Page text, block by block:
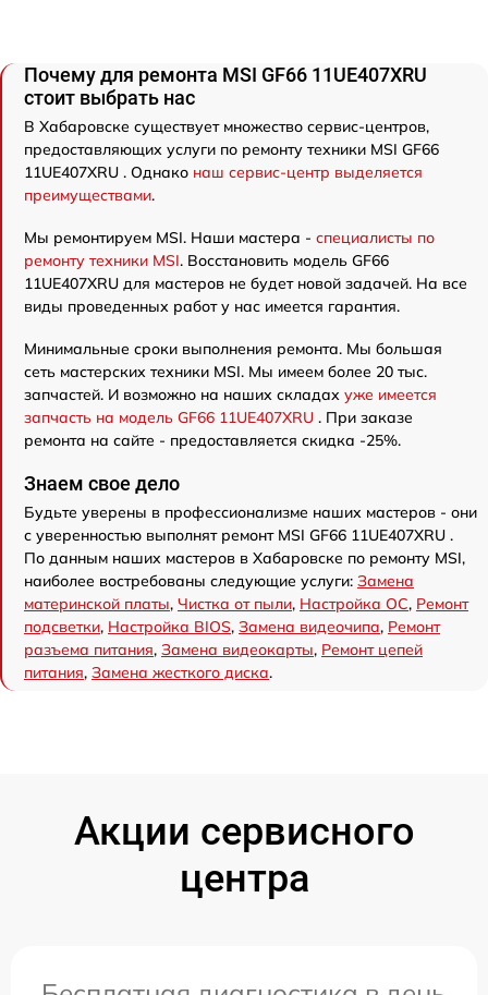
Почему для ремонта MSI GF66 11UE407XRU
стоит выбрать нас
В Хабаровске существует множество сервис-центров,
предоставляющих услуги по ремонту техники MSI GF66
11UE407XRU . Однако наш сервис-центр выделяется
преимуществами.
Мы ремонтируем MSI. Наши мастера - специалисты по
ремонту техники MSI. Восстановить модель GF66
11UE407XRU для мастеров не будет новой задачей. На все
виды проведенных работ у нас имеется гарантия.
Минимальные сроки выполнения ремонта. Мы большая
сеть мастерских техники MSI. Мы имеем более 20 тыс.
запчастей. И возможно на наших складах уже имеется
запчасть на модель GF66 11UE407XRU . При заказе
ремонта на сайте - предоставляется скидка -25%.
Знаем свое дело
Будьте уверены в профессионализме наших мастеров - они
с уверенностью выполнят ремонт MSI GF66 11UE407XRU .
По данным наших мастеров в Хабаровске по ремонту MSI,
наиболее востребованы следующие услуги: Замена
материнской платы, Чистка от пыли, Настройка ОС, Ремонт
подсветки, Настройка BIOS, Замена видеочипа, Ремонт
разъема питания, Замена видеокарты, Ремонт цепей
питания, Замена жесткого диска.
Акции сервисного
центра